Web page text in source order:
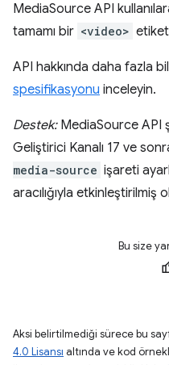
MediaSource API
tamamı bir <video>
API hakkında daha fazla
spesifikasyonu inceleyin.
Destek:MediaSource API
Geliştirici Kanalı 17 ve
media-source işareti
aracılığıyla etkinleştirilmiş
Bu size
Aksi belirtilmediği sürece bu
4.0 Lisansı altında ve kod